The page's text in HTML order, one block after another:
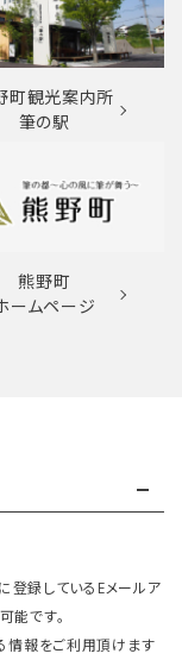
町観光案内所
筆の駅
熊野町
ームページ
録しているEメールア
能です。
情報をご利用頂けます